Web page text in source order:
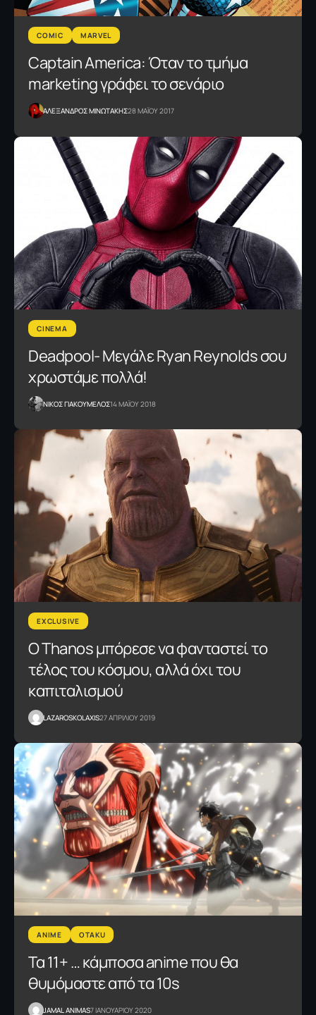
COMIC MARVEL
Captain America: Όταν το τμήμα
marketing γράφει το σενάριο
ΑΛΕΞΑΝΔΡΟΣ ΜΙΝΩΤΑΚΗΣ28 ΜΑΪΟΥ 2017
CINEMA
Deadpool- Μεγάλε Ryan Reynolds σου
χρωστάμε πολλά!
NΙΚΟΣ ΓΙΑΚΟΥΜΕΛΟΣ14 ΜΑΪΟΥ 2018
EXCLUSIVE
Ο Thanos μπόρεσε να φανταστεί το
τέλος του κόσμου, αλλά όχι του
καπιταλισμού
LAZAROSKOLAXIS27 ΑΠΡΙΛΙΟΥ 2019
ANIME OTAKU
Τα 11+ … κάμποσα anime που θα
θυμόμαστε από τα 10s
JAMAL ANIMAS7 ΙΑΝΟΥΑΡΙΟΥ 2020